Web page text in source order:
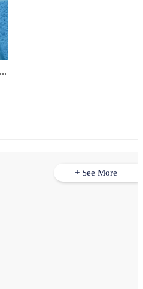
+ See More